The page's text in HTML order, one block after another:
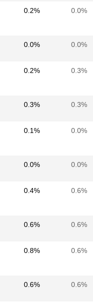
0.2% 0.0%
0.0% 0.0%
0.2% 0.3%
0.3% 0.3%
0.1% 0.0%
0.0% 0.0%
0.4% 0.6%
0.6% 0.6%
0.8% 0.6%
0.6% 0.6%